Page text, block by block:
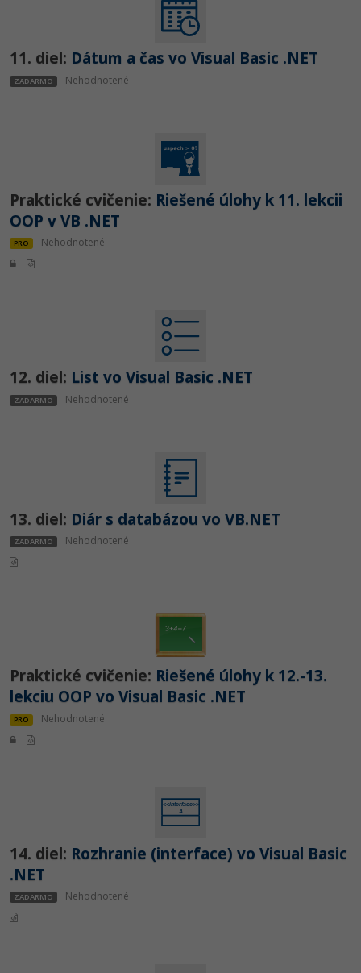
11. diel: Dátum a čas vo Visual Basic .NET
ZADARMO Nehodnotené
Praktické cvičenie: Riešené úlohy k 11. lekcii
OOP v VB .NET
PRO Nehodnotené
12. diel: List vo Visual Basic .NET
ZADARMO Nehodnotené
13. diel: Diár s databázou vo VB.NET
ZADARMO Nehodnotené
Praktické cvičenie: Riešené úlohy k 12.-13.
lekciu OOP vo Visual Basic .NET
PRO Nehodnotené
14. diel: Rozhranie (interface) vo Visual Basic
.NET
ZADARMO Nehodnotené